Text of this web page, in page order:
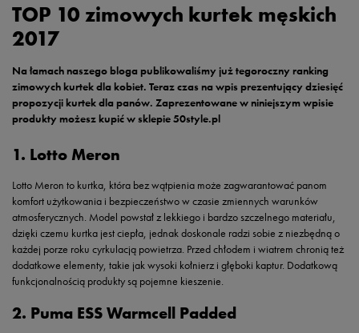
TOP 10 zimowych kurtek męskich
2017
Na łamach naszego bloga publikowaliśmy już tegoroczny ranking
zimowych kurtek dla kobiet. Teraz czas na wpis prezentujący dziesięć
propozycji kurtek dla panów. Zaprezentowane w niniejszym wpisie
produkty możesz kupić w sklepie 50style.pl
1. Lotto Meron
Lotto Meron to kurtka, która bez wątpienia może zagwarantować panom
komfort użytkowania i bezpieczeństwo w czasie zmiennych warunków
atmosferycznych. Model powstał z lekkiego i bardzo szczelnego materiału,
dzięki czemu kurtka jest ciepła, jednak doskonale radzi sobie z niezbędną o
każdej porze roku cyrkulacją powietrza. Przed chłodem i wiatrem chronią też
dodatkowe elementy, takie jak wysoki kołnierz i głęboki kaptur. Dodatkową
funkcjonalnością produkty są pojemne kieszenie.
2. Puma ESS Warmcell Padded